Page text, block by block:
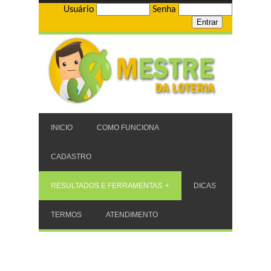
Usuário Senha
INICIO COMO FUNCIONA
CADASTRO
RESULTADOS E FERRAMENTAS DICAS
TERMOS ATENDIMENTO